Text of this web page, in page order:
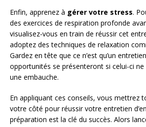
Enfin, apprenez à gérer votre stress.
des exercices de respiration profonde
visualisez-vous en train de réussir cet
adoptez des techniques de relaxation
Gardez en tête que ce n’est qu’un
opportunités se présenteront si celui-ci
une embauche.
En appliquant ces conseils, vous mettrez
votre côté pour réussir votre entretien
préparation est la clé du succès. Alors